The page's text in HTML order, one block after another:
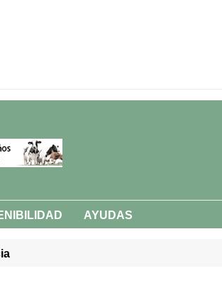
AYUDAS